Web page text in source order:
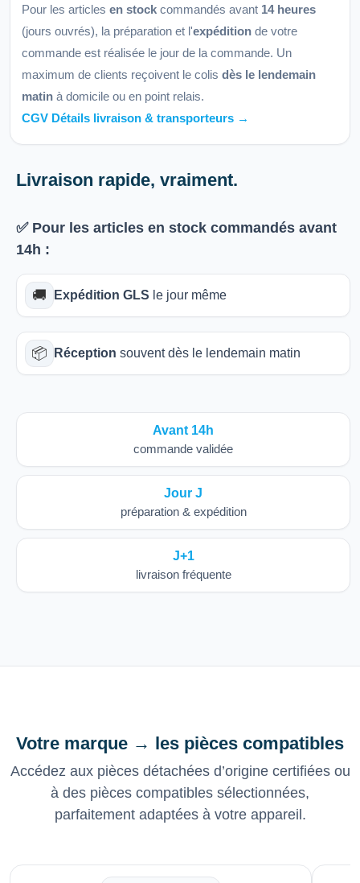
Pour les articles en stock commandés avant 14 heures
(jours ouvrés), la préparation et l'expédition de votre
commande est réalisée le jour de la commande. Un
maximum de clients reçoivent le colis dès le lendemain
matin à domicile ou en point relais.
CGV Détails livraison & transporteurs →
Livraison rapide, vraiment.
✅ Pour les articles en stock commandés avant
14h :
🚚 Expédition GLS le jour même
📦 Réception souvent dès le lendemain matin
Avant 14h
commande validée
Jour J
préparation & expédition
J+1
livraison fréquente
Votre marque → les pièces compatibles
Accédez aux pièces détachées d’origine certifiées ou
à des pièces compatibles sélectionnées,
parfaitement adaptées à votre appareil.